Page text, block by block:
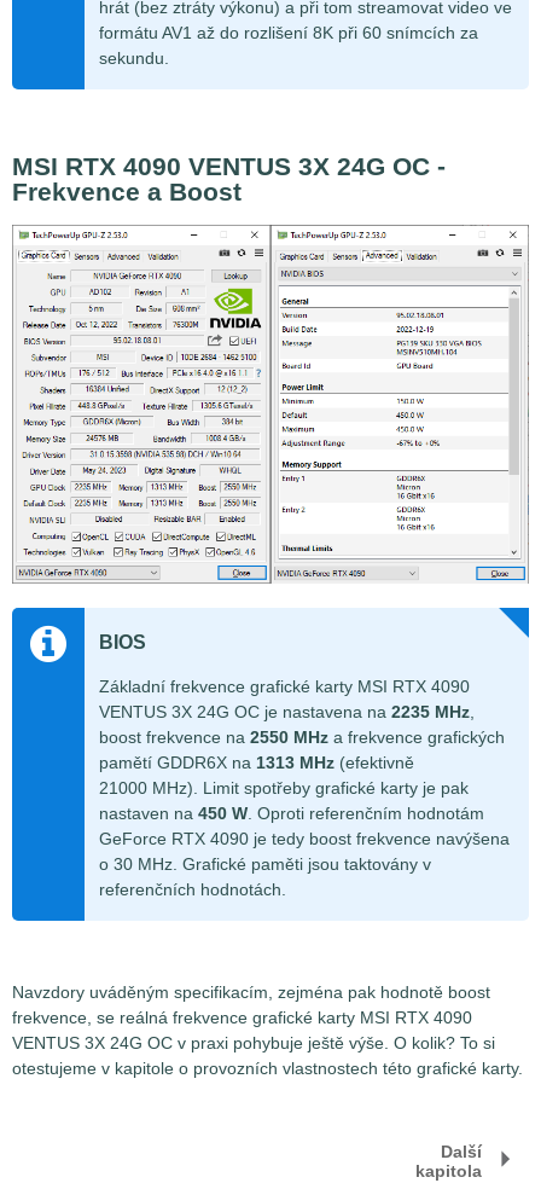
hrát (bez ztráty výkonu) a při tom streamovat video ve
formátu AV1 až do rozlišení 8K při 60 snímcích za
sekundu.
MSI RTX 4090 VENTUS 3X 24G OC -
Frekvence a Boost
BIOS
Základní frekvence grafické karty MSI RTX 4090
VENTUS 3X 24G OC je nastavena na 2235 MHz,
boost frekvence na 2550 MHz a frekvence grafických
pamětí GDDR6X na 1313 MHz (efektivně
21000 MHz). Limit spotřeby grafické karty je pak
nastaven na 450 W. Oproti referenčním hodnotám
GeForce RTX 4090 je tedy boost frekvence navýšena
o 30 MHz. Grafické paměti jsou taktovány v
referenčních hodnotách.
Navzdory uváděným specifikacím, zejména pak hodnotě boost
frekvence, se reálná frekvence grafické karty MSI RTX 4090
VENTUS 3X 24G OC v praxi pohybuje ještě výše. O kolik? To si
otestujeme v kapitole o provozních vlastnostech této grafické karty.
Další
kapitola